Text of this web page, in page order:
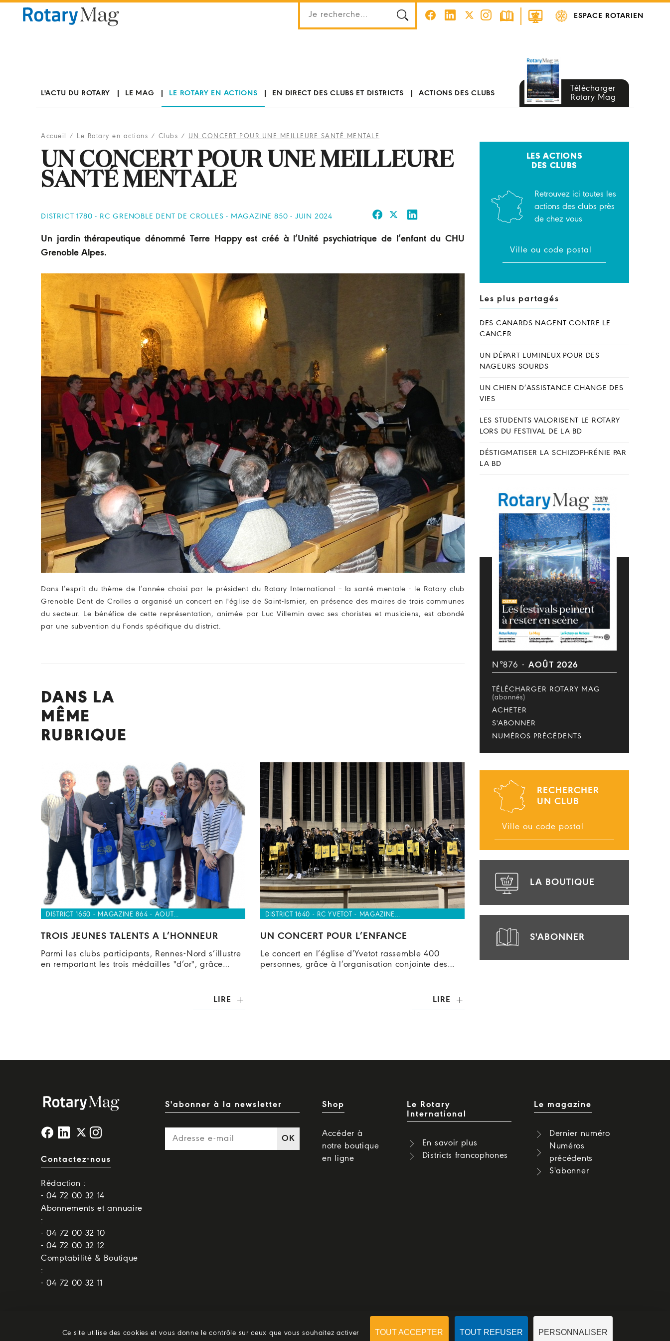
ESPACE ROTARIEN
L'ACTU DU ROTARY LE MAG LE ROTARY EN ACTIONS EN DIRECT DES CLUBS ET DISTRICTS ACTIONS DES CLUBS
Télécharger
Rotary Mag
Accueil / Le Rotary en actions / Clubs / UN CONCERT POUR UNE MEILLEURE SANTÉ MENTALE
UN CONCERT POUR UNE MEILLEURE
SANTÉ MENTALE
DISTRICT 1780 - RC GRENOBLE DENT DE CROLLES - MAGAZINE 850 - JUIN 2024
Un jardin thérapeutique dénommé Terre Happy est créé à l’Unité psychiatrique de l’enfant du CHU
Grenoble Alpes.
Dans l’esprit du thème de l’année choisi par le président du Rotary International – la santé mentale - le Rotary club
Grenoble Dent de Crolles a organisé un concert en l'église de Saint-Ismier, en présence des maires de trois communes
du secteur. Le bénéfice de cette représentation, animée par Luc Villemin avec ses choristes et musiciens, est abondé
par une subvention du Fonds spécifique du district.
DANS LA
MÊME
RUBRIQUE
DISTRICT 1650 - MAGAZINE 864 - AOUT…
TROIS JEUNES TALENTS A L’HONNEUR
Parmi les clubs participants, Rennes-Nord s’illustre
en remportant les trois médailles "d’or", grâce…
LIRE
DISTRICT 1640 - RC YVETOT - MAGAZINE…
UN CONCERT POUR L’ENFANCE
Le concert en l’église d’Yvetot rassemble 400
personnes, grâce à l’organisation conjointe des…
LIRE
LES ACTIONS
DES CLUBS
Retrouvez ici toutes les
actions des clubs près
de chez vous
Les plus partagés
DES CANARDS NAGENT CONTRE LE
CANCER
UN DÉPART LUMINEUX POUR DES
NAGEURS SOURDS
UN CHIEN D’ASSISTANCE CHANGE DES
VIES
LES STUDENTS VALORISENT LE ROTARY
LORS DU FESTIVAL DE LA BD
DÉSTIGMATISER LA SCHIZOPHRÉNIE PAR
LA BD
N°876 - AOÛT 2026
TÉLÉCHARGER ROTARY MAG
(abonnés)
ACHETER
S'ABONNER
NUMÉROS PRÉCÉDENTS
RECHERCHER
UN CLUB
LA BOUTIQUE
S'ABONNER
Contactez-nous
Rédaction :
- 04 72 00 32 14
Abonnements et annuaire
:
- 04 72 00 32 10
- 04 72 00 32 12
Comptabilité & Boutique
:
- 04 72 00 32 11
S'abonner à la newsletter
OK
Shop
Accéder à
notre boutique
en ligne
Le Rotary
International
En savoir plus
Districts francophones
Le magazine
Dernier numéro
Numéros
précédents
S'abonner
Panneau de gestion des cookies
Ce site utilise des cookies et vous donne le contrôle sur ceux que vous souhaitez activer TOUT ACCEPTER TOUT REFUSER PERSONNALISER